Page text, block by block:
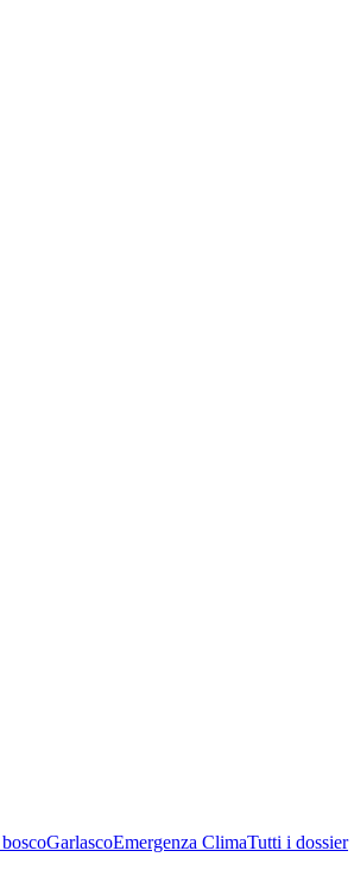
GarlascoEmergenza ClimaTutti i dossier